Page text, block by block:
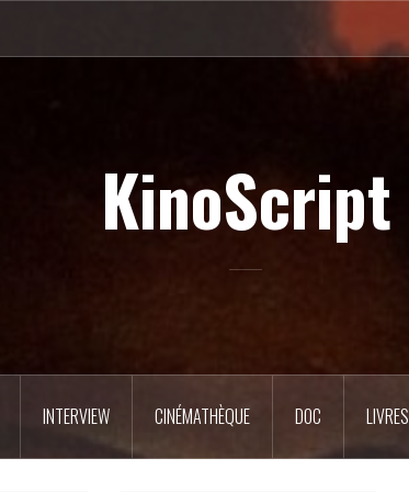
KinoScript
INTERVIEW CINÉMATHÈQUE DOC LIVRES